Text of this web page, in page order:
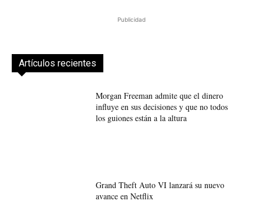
Publicidad
Artículos recientes
Morgan Freeman admite que el dinero
influye en sus decisiones y que no todos
los guiones están a la altura
Grand Theft Auto VI lanzará su nuevo
avance en Netflix